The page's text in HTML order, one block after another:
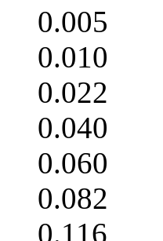
0.005
0.010
0.022
0.040
0.060
0.082
0.116